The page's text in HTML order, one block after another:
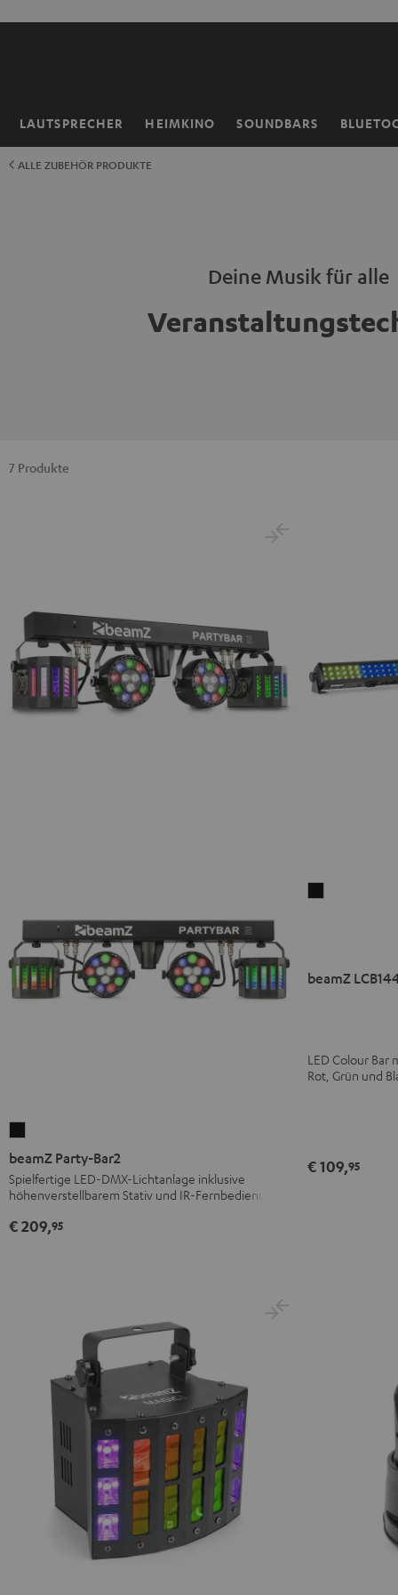
LAUTSPRECHER HEIMKINO SOUNDBARS
Startseite
ALLE ZUBEHÖR PRODUKTE
Deine Musik für alle
7 Produkte
Party-
Bar2
Schwarz
beamZ Party-Bar2
Spielfertige LED-DMX-Lichtanlage inklusive
höhenverstellbarem Stativ und IR-Fernbedienung
€ 209,95
Bar
beamZ
LED Colour Bar
Rot, Grün und
€ 109,95